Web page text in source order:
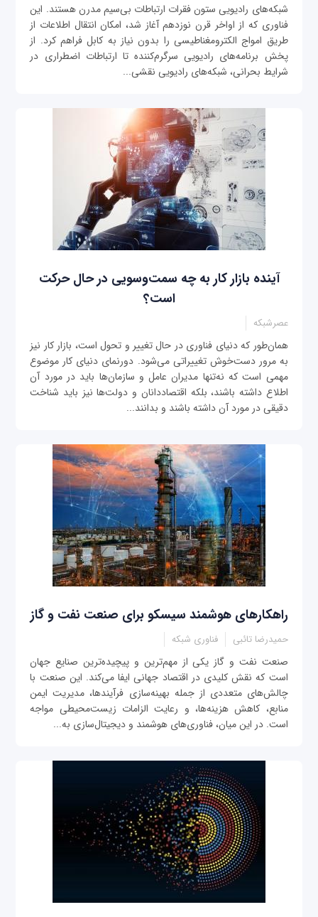
شبکه‌های رادیویی ستون فقرات ارتباطات بی‌سیم مدرن هستند. این
فناوری که از اواخر قرن نوزدهم آغاز شد، امکان انتقال اطلاعات از
طریق امواج الکترومغناطیسی را بدون نیاز به کابل فراهم کرد. از
پخش برنامه‌های رادیویی سرگرم‌کننده تا ارتباطات اضطراری در
شرایط بحرانی، شبکه‌های رادیویی نقشی...
آینده بازار کار به چه سمت‌وسویی در حال حرکت
است؟
عصرشبکه
همان‌طور که دنیای فناوری در حال تغییر و تحول است، بازار کار نیز
به مرور دست‌خوش تغییراتی می‌شود. دورنمای دنیای کار موضوع
مهمی است که نه‌تنها مدیران عامل و سازمان‌ها باید در مورد آن
اطلاع داشته باشند، بلکه اقتصاددانان و دولت‌ها نیز باید شناخت
دقیقی در مورد آن داشته باشند و بدانند...
راهکارهای هوشمند سیسکو برای صنعت نفت و گاز
حمیدرضا تائبی فناوری شبکه
صنعت نفت و گاز یکی از مهم‌ترین و پیچیده‌ترین صنایع جهان
است که نقش کلیدی در اقتصاد جهانی ایفا می‌کند. این صنعت با
چالش‌های متعددی از جمله بهینه‌سازی فرآیندها، مدیریت ایمن
منابع، کاهش هزینه‌ها، و رعایت الزامات زیست‌محیطی مواجه
است. در این میان، فناوری‌های هوشمند و دیجیتال‌سازی به...